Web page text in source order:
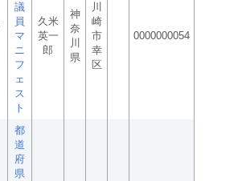
議
員
マ
ニ
フ
ェ
ス
ト
久米
英一
郎
神
奈
川
県
川
崎
市
幸
区
0000000054
都
道
府
県